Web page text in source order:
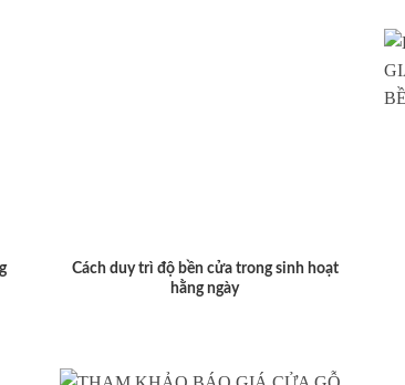
Cách duy trì độ bền cửa trong sinh hoạt
hằng ngày